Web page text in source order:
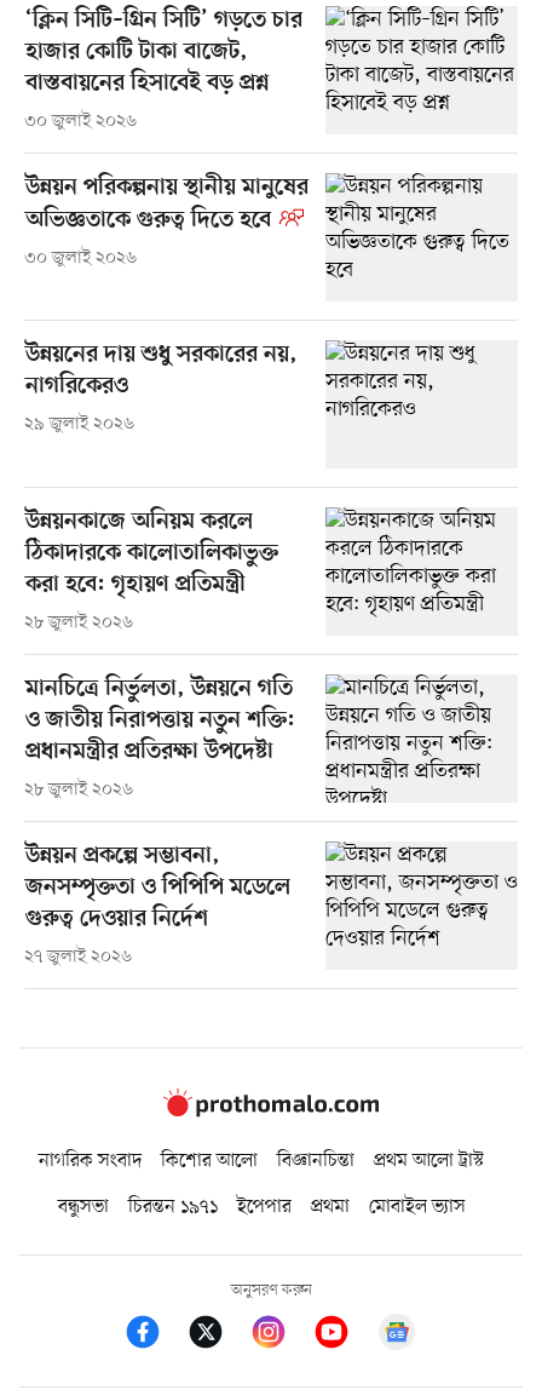
‘ক্লিন সিটি–গ্রিন সিটি’ গড়তে চার
হাজার কোটি টাকা বাজেট,
বাস্তবায়নের হিসাবেই বড় প্রশ্ন
৩০ জুলাই ২০২৬
উন্নয়ন পরিকল্পনায় স্থানীয় মানুষের
অভিজ্ঞতাকে গুরুত্ব দিতে হবে
৩০ জুলাই ২০২৬
উন্নয়নের দায় শুধু সরকারের নয়,
নাগরিকেরও
২৯ জুলাই ২০২৬
উন্নয়নকাজে অনিয়ম করলে
ঠিকাদারকে কালোতালিকাভুক্ত
করা হবে: গৃহায়ণ প্রতিমন্ত্রী
২৮ জুলাই ২০২৬
মানচিত্রে নির্ভুলতা, উন্নয়নে গতি
ও জাতীয় নিরাপত্তায় নতুন শক্তি:
প্রধানমন্ত্রীর প্রতিরক্ষা উপদেষ্টা
২৮ জুলাই ২০২৬
উন্নয়ন প্রকল্পে সম্ভাবনা,
জনসম্পৃক্ততা ও পিপিপি মডেলে
গুরুত্ব দেওয়ার নির্দেশ
২৭ জুলাই ২০২৬
নাগরিক সংবাদ কিশোর আলো বিজ্ঞানচিন্তা
প্রথম আলো ট্রাস্ট
বন্ধুসভা
চিরন্তন ১৯৭১ ইপেপার প্রথমা মোবাইল ভ্যাস
অনুসরণ করুন